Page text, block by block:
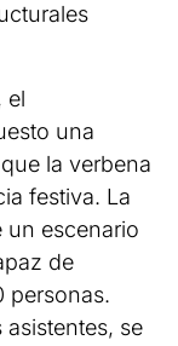
el
una
la verbena
festiva. La
un escenario
de
personas.
se